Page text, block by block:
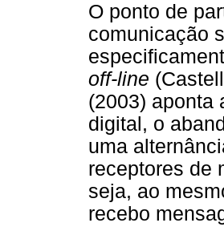
O ponto de
comunicação
off-line
(2003) aponta
digital, o
uma
receptores de
seja, ao
recebo